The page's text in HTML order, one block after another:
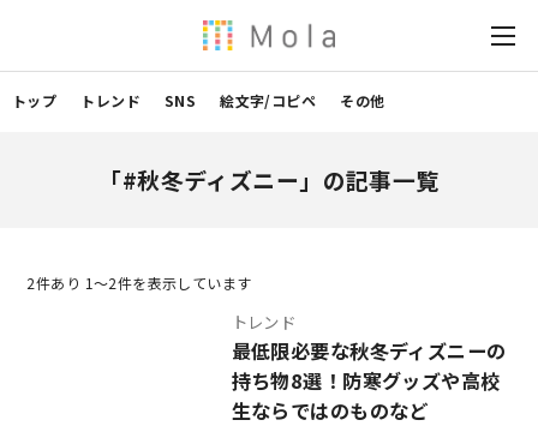
トップ トレンド SNS 絵文字/コピペ その他
「#秋冬ディズニー」の記事一覧
2件あり 1〜2件を表示しています
トレンド
最低限必要な秋冬ディズニーの
持ち物8選！防寒グッズや高校
生ならではのものなど